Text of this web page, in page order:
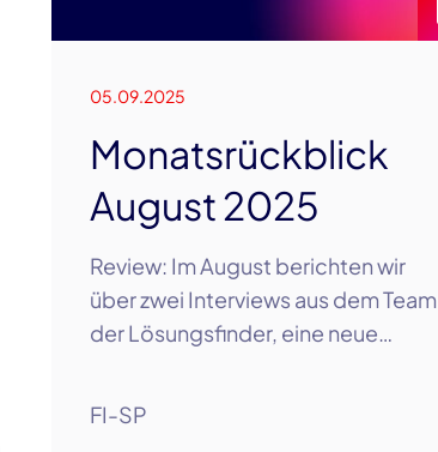
05.09.2025
Monatsrückblick
August 2025
Review: Im August berichten wir
über zwei Interviews aus dem Team
der Lösungsfinder, eine neue…
FI-SP